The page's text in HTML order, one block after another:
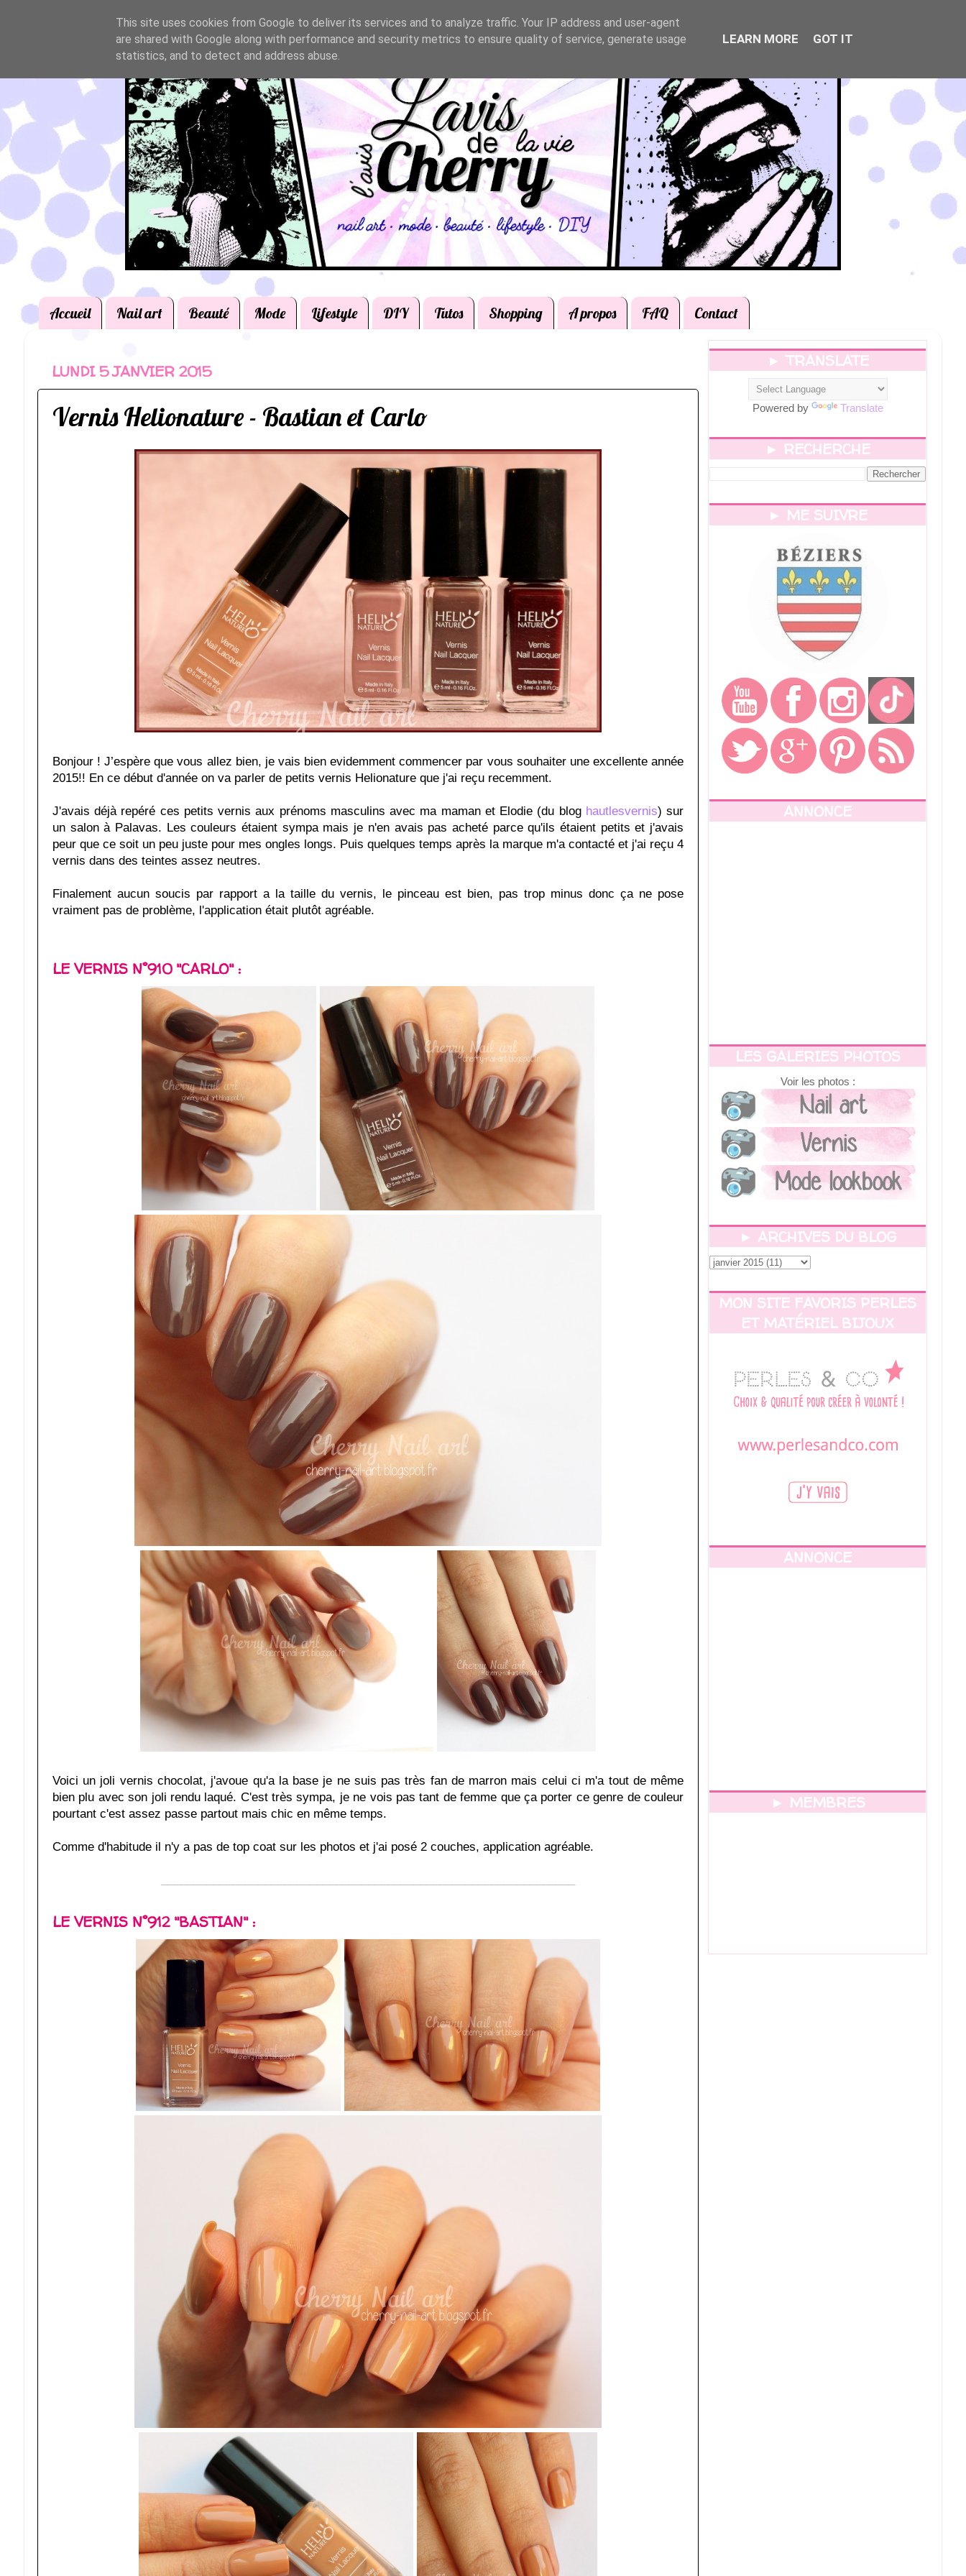
Accueil Nail art Beauté Mode Lifestyle DIY Tutos Shopping A propos FAQ Contact
LUNDI 5 JANVIER 2015
Vernis Helionature - Bastian et Carlo
Bonjour ! J’espère que vous allez bien, je vais bien evidemment commencer par vous souhaiter une excellente année
2015!! En ce début d'année on va parler de petits vernis Helionature que j'ai reçu recemment.
J'avais déjà repéré ces petits vernis aux prénoms masculins avec ma maman et Elodie (du blog hautlesvernis) sur
un salon à Palavas. Les couleurs étaient sympa mais je n'en avais pas acheté parce qu'ils étaient petits et j'avais
peur que ce soit un peu juste pour mes ongles longs. Puis quelques temps après la marque m'a contacté et j'ai reçu 4
vernis dans des teintes assez neutres.
Finalement aucun soucis par rapport a la taille du vernis, le pinceau est bien, pas trop minus donc ça ne pose
vraiment pas de problème, l'application était plutôt agréable.
LE VERNIS N°910 "CARLO" :
Voici un joli vernis chocolat, j'avoue qu'a la base je ne suis pas très fan de marron mais celui ci m'a tout de même
bien plu avec son joli rendu laqué. C'est très sympa, je ne vois pas tant de femme que ça porter ce genre de couleur
pourtant c'est assez passe partout mais chic en même temps.
Comme d'habitude il n'y a pas de top coat sur les photos et j'ai posé 2 couches, application agréable.
LE VERNIS N°912 "BASTIAN" :
► TRANSLATE
Powered by Translate
► RECHERCHE
► ME SUIVRE
ANNONCE
LES GALERIES PHOTOS
Voir les photos :
► ARCHIVES DU BLOG
MON SITE FAVORIS PERLES
ET MATÉRIEL BIJOUX
ANNONCE
► MEMBRES
This site uses cookies from Google to deliver its services and to analyze traffic. Your IP address and user-agent
are shared with Google along with performance and security metrics to ensure quality of service, generate usage
statistics, and to detect and address abuse.
LEARN MORE GOT IT